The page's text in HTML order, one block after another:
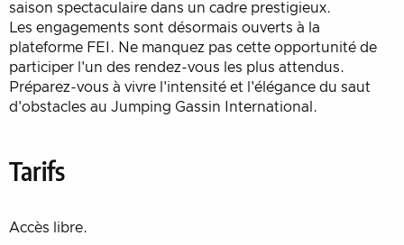
saison spectaculaire dans un cadre prestigieux.
Les engagements sont désormais ouverts à la
plateforme FEI. Ne manquez pas cette opportunité de
participer l'un des rendez-vous les plus attendus.
Préparez-vous à vivre l'intensité et l'élégance du saut
d'obstacles au Jumping Gassin International.
Tarifs
Accès libre.